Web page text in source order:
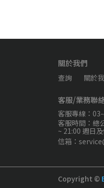
關於我們
查詢 關於
客服/業務聯
客服專線：
客服時間：總
~ 21:00 週日
信箱：
Copyright ©